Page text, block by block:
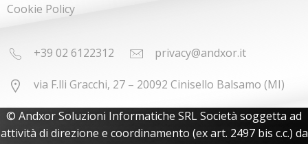
Cookie Policy
+39 02 6122312 privacy@andxor.it
via F.lli Gracchi, 27 – 20092 Cinisello Balsamo (MI)
© Andxor Soluzioni Informatiche SRL Società soggetta ad
attività di direzione e coordinamento (ex art. 2497 bis c.c.) da